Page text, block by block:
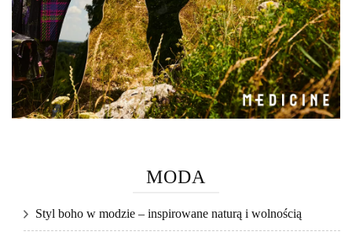
MODA
Styl boho w modzie – inspirowane naturą i wolnością